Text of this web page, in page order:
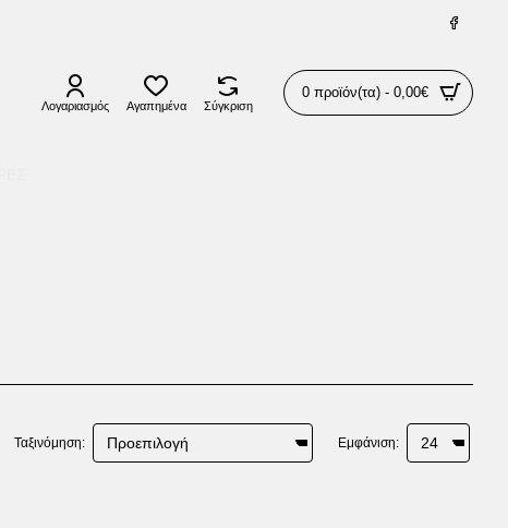
Λογαριασμός Αγαπημένα Σύγκριση
0 προϊόν(τα) - 0,00€
Ταξινόμηση: Εμφάνιση: